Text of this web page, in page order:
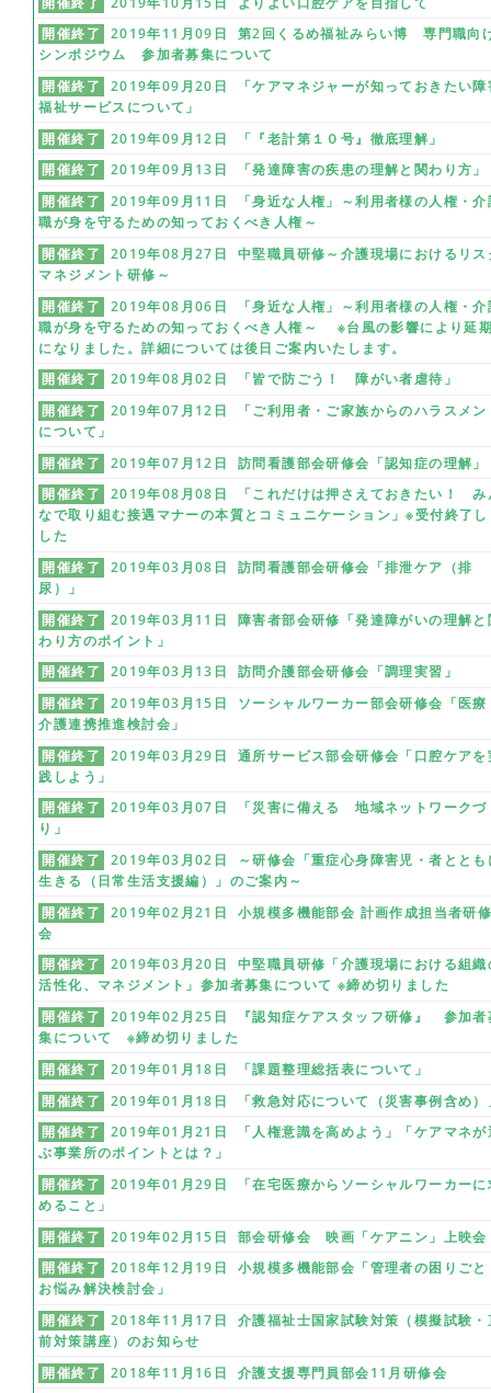
開催終了
2019年11月09日 第2回くるめ福祉みらい博 専門職向
シンポジウム 参加者募集について
開催終了
2019年09月20日 「ケアマネジャーが知っておきたい障
福祉サービスについて」
開催終了
2019年09月12日 「『老計第１０号』徹底理解」
開催終了
2019年09月13日 「発達障害の疾患の理解と関わり方」
開催終了
2019年09月11日 「身近な人権」～利用者様の人権・介
職が身を守るための知っておくべき人権～
開催終了
2019年08月27日 中堅職員研修～介護現場におけるリス
マネジメント研修～
開催終了
2019年08月06日 「身近な人権」～利用者様の人権・介
職が身を守るための知っておくべき人権～ ※台風の影響により延
になりました。詳細については後日ご案内いたします。
開催終了
2019年08月02日 「皆で防ごう！ 障がい者虐待」
開催終了
2019年07月12日 「ご利用者・ご家族からのハラスメン
について」
開催終了
2019年07月12日 訪問看護部会研修会「認知症の理解」
開催終了
2019年08月08日 「これだけは押さえておきたい！ み
なで取り組む接遇マナーの本質とコミュニケーション」※受付終了
した
開催終了
2019年03月08日 訪問看護部会研修会「排泄ケア（排
尿）」
開催終了
2019年03月11日 障害者部会研修「発達障がいの理解と
わり方のポイント」
開催終了
2019年03月13日 訪問介護部会研修会「調理実習」
開催終了
2019年03月15日 ソーシャルワーカー部会研修会「医療
介護連携推進検討会」
開催終了
2019年03月29日 通所サービス部会研修会「口腔ケアを
践しよう」
開催終了
2019年03月07日 「災害に備える 地域ネットワークづ
り」
開催終了
2019年03月02日 ～研修会「重症心身障害児・者ととも
生きる（日常生活支援編）」のご案内～
開催終了
2019年02月21日 小規模多機能部会 計画作成担当者研
会
開催終了
2019年03月20日 中堅職員研修「介護現場における組織
活性化、マネジメント」参加者募集について ※締め切りました
開催終了
2019年02月25日 『認知症ケアスタッフ研修』 参加者
集について ※締め切りました
開催終了
2019年01月18日 「課題整理総括表について」
開催終了
2019年01月18日 「救急対応について（災害事例含め）
開催終了
2019年01月21日 「人権意識を高めよう」「ケアマネが
ぶ事業所のポイントとは？」
開催終了
2019年01月29日 「在宅医療からソーシャルワーカーに
めること」
開催終了
2019年02月15日 部会研修会 映画「ケアニン」上映会
開催終了
2018年12月19日 小規模多機能部会「管理者の困りごと
お悩み解決検討会」
開催終了
2018年11月17日 介護福祉士国家試験対策（模擬試験・
前対策講座）のお知らせ
開催終了
2018年11月16日 介護支援専門員部会11月研修会